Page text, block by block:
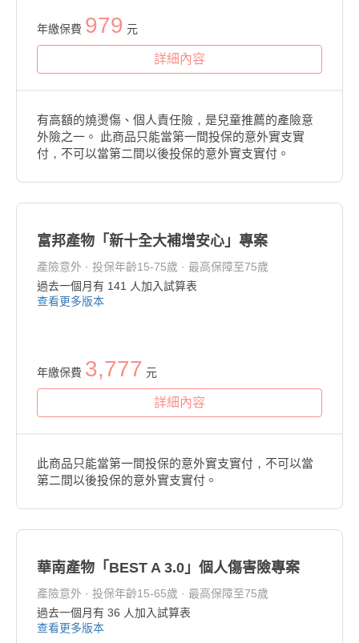
年繳保費 979 元
詳細內容
有高額的燒燙傷、個人責任險，是兒童推薦的產險意
外險之一。 此商品只能當第一間投保的意外實支實
付，不可以當第二間以後投保的意外實支實付。
富邦產物「新十全大補增安心」專案
產險意外 · 投保年齡15-75歲 · 最高保障至75歲
過去一個月有 141
人加入試算表
查看更多版本
年繳保費 3,777 元
詳細內容
此商品只能當第一間投保的意外實支實付，不可以當
第二間以後投保的意外實支實付。
華南產物「BEST A 3.0」個人傷害險專案
產險意外 · 投保年齡15-65歲 · 最高保障至75歲
過去一個月有 36 人加入試算表
查看更多版本